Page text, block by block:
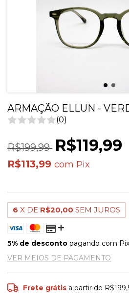
ARMAÇÃO ELLUN -
(0)
R$199,99 R$119,99
R$113,99 com Pix
6 X DE R$20,00 SEM JUROS
5% de desconto pagando com Pix
VER MEIOS DE PAGAMENTO
Frete grátis a partir de